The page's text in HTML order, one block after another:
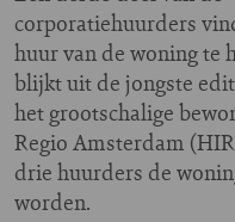
corporatiehuurders
huur van de woning te
blijkt uit de jongste
het grootschalige
Regio Amsterdam
drie huurders de
worden.